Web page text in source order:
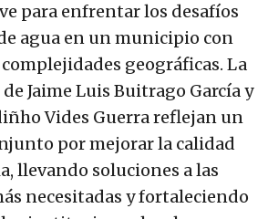
para enfrentar los desafíos
agua en un municipio con
geográficas. La
Jaime Luis Buitrago García y
Vides Guerra reflejan un
por mejorar la calidad
llevando soluciones a las
necesitadas y fortaleciendo